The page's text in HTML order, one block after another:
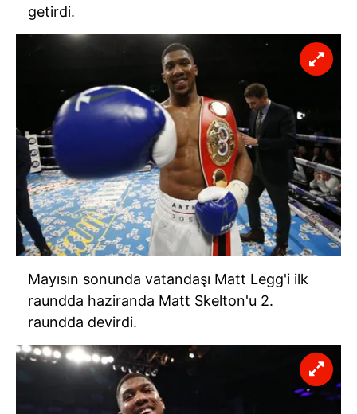
getirdi.
Mayısın sonunda vatandaşı Matt Legg'i ilk
raundda haziranda Matt Skelton'u 2.
raundda devirdi.